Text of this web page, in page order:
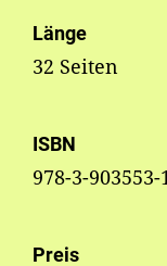
Länge
32 Seiten
ISBN
978-3-903553-
Preis